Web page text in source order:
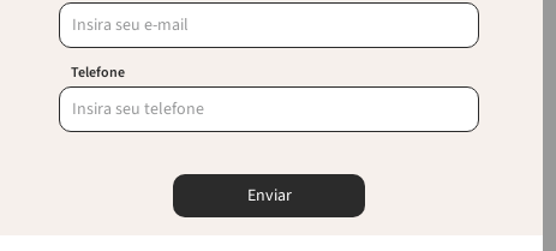
Telefone
Enviar